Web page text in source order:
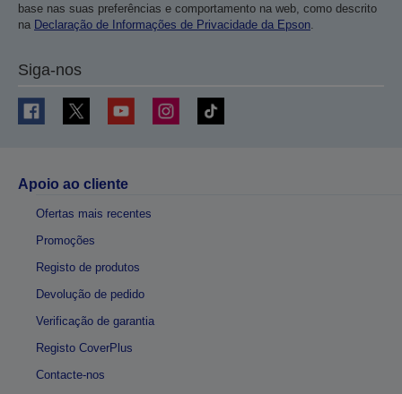
base nas suas preferências e comportamento na web, como descrito
na Declaração de Informações de Privacidade da Epson.
Siga-nos
Apoio ao cliente
Ofertas mais recentes
Promoções
Registo de produtos
Devolução de pedido
Verificação de garantia
Registo CoverPlus
Contacte-nos